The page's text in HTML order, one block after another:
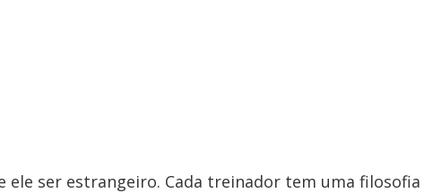
ele ser estrangeiro. Cada treinador tem uma filosofia